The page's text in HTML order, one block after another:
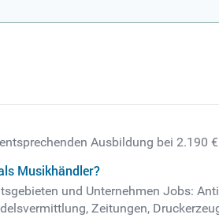
Ausbildung bei 2.190
Musikhändler?
und Unternehmen Jobs:
Zeitungen,